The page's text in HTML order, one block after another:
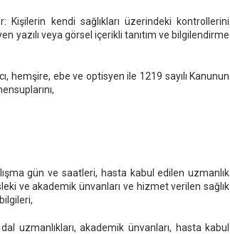
Kişilerin kendi sağlıkları üzerindeki kontrollerini
yazılı veya görsel içerikli tanıtım ve bilgilendirme
hemşire, ebe ve optisyen ile 1219 sayılı Kanunun
gün ve saatleri, hasta kabul edilen uzmanlık
ve akademik ünvanları ve hizmet verilen sağlık
uzmanlıkları, akademik ünvanları, hasta kabul